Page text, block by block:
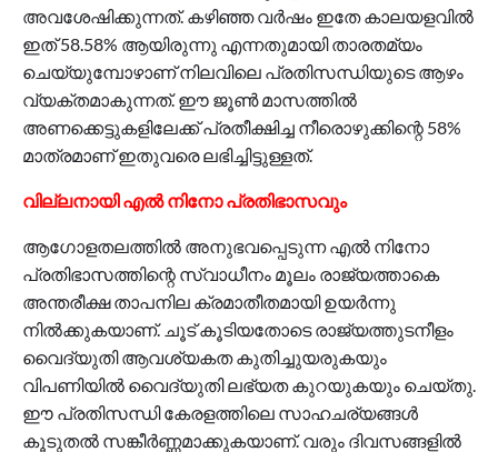
അവശേഷിക്കുന്നത്. കഴിഞ്ഞ വര്‍ഷം ഇതേ കാലയളവില്‍
ഇത് 58.58% ആയിരുന്നു എന്നതുമായി താരതമ്യം
ചെയ്യുമ്പോഴാണ് നിലവിലെ പ്രതിസന്ധിയുടെ ആഴം
വ്യക്തമാകുന്നത്. ഈ ജൂണ്‍ മാസത്തില്‍
അണക്കെട്ടുകളിലേക്ക് പ്രതീക്ഷിച്ച നീരൊഴുക്കിന്റെ 58%
മാത്രമാണ് ഇതുവരെ ലഭിച്ചിട്ടുള്ളത്.
വില്ലനായി എല്‍ നിനോ പ്രതിഭാസവും
ആഗോളതലത്തില്‍ അനുഭവപ്പെടുന്ന എല്‍ നിനോ
പ്രതിഭാസത്തിന്റെ സ്വാധീനം മൂലം രാജ്യത്താകെ
അന്തരീക്ഷ താപനില ക്രമാതീതമായി ഉയര്‍ന്നു
നില്‍ക്കുകയാണ്. ചൂട് കൂടിയതോടെ രാജ്യത്തുടനീളം
വൈദ്യുതി ആവശ്യകത കുതിച്ചുയരുകയും
വിപണിയില്‍ വൈദ്യുതി ലഭ്യത കുറയുകയും ചെയ്തു.
ഈ പ്രതിസന്ധി കേരളത്തിലെ സാഹചര്യങ്ങള്‍
കൂടുതല്‍ സങ്കീര്‍ണ്ണമാക്കുകയാണ്. വരും ദിവസങ്ങളില്‍